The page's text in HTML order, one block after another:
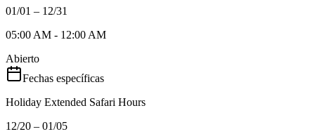
01/01 – 12/31
05:00 AM - 12:00 AM
Abierto
Fechas específicas
Holiday Extended Safari Hours
12/20 – 01/05